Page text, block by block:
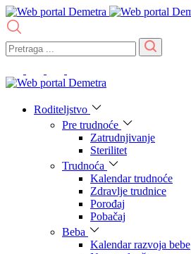
Roditeljstvo
Pre trudnoće
Zatrudnjivanje
Sterilitet
Trudnoća
Kalendar trudnoće
Zdravlje trudnice
Porođaj
Pobačaj
Beba
Kalendar razvoja bebe